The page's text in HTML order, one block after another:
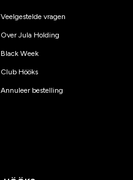
Veelgestelde vragen
Over Jula Holding
Black Week
Club Hööks
Annuleer bestelling